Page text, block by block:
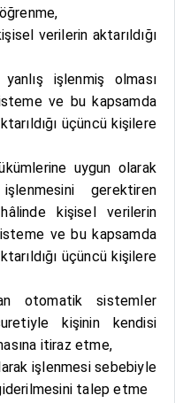
verilerin aktarıldığı
işlenmiş olması
ve bu kapsamda
üçüncü kişilere
uygun olarak
gerektiren
kişisel verilerin
ve bu kapsamda
üçüncü kişilere
otomatik sistemler
kişinin kendisi
itiraz etme,
işlenmesi sebebiyle
talep etme